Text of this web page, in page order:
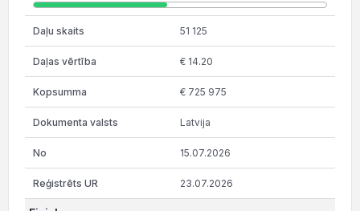
51 125
€ 14.20
€ 725 975
Latvija
15.07.2026
23.07.2026